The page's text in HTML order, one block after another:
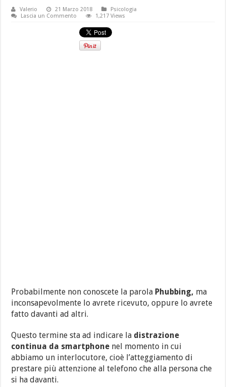
Valerio 21 Marzo 2018
Psicologia
Lascia un Commento
1,217 Views
Probabilmente non conoscete la parola Phubbing, ma
inconsapevolmente lo avrete ricevuto, oppure lo avrete
fatto davanti ad altri.
Questo termine sta ad indicare la distrazione
continua da smartphone nel momento in cui
abbiamo un interlocutore, cioè l’atteggiamento di
prestare più attenzione al telefono che alla persona che
si ha davanti.